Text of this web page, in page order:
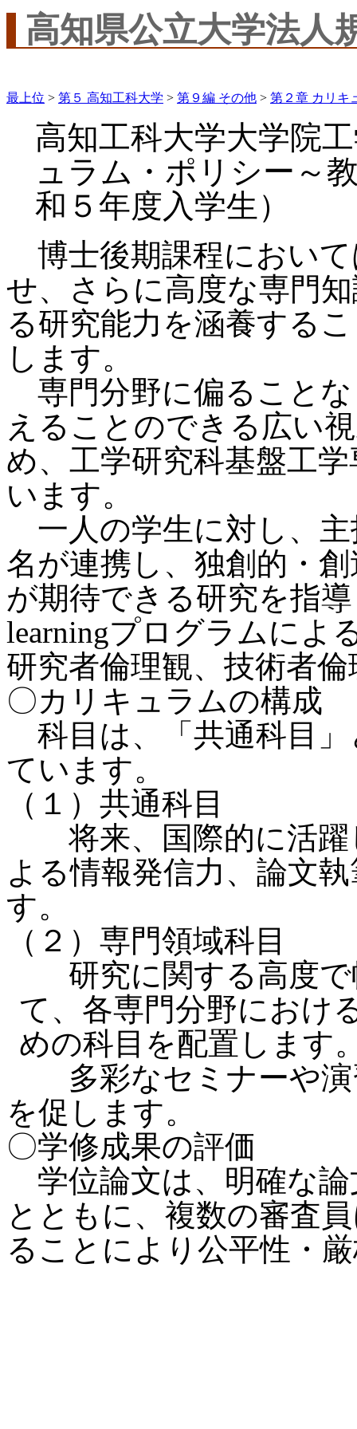
高知県公立大学法人
最上位 > 第５ 高知工科大学 > 第９編 その他 > 第２章 カリキ
高知工科大学大学院
ュラム・ポリシー～
和５年度入学生）
博士後期課程におい
せ、さらに高度な専門
る研究能力を涵養する
します。
専門分野に偏ること
えることのできる広い
め、工学研究科基盤工
います。
一人の学生に対し、主
名が連携し、独創的・
が期待できる研究を指
learningプログラムによ
研究者倫理観、技術者
〇カリキュラムの構成
科目は、「共通科目」
ています。
（１）共通科目
将来、国際的に活躍
よる情報発信力、論文
す。
（２）専門領域科目
研究に関する高度で
て、各専門分野におけ
めの科目を配置します
多彩なセミナーや演
を促します。
〇学修成果の評価
学位論文は、明確な論
とともに、複数の審査
ることにより公平性・